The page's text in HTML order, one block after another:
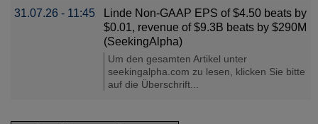
31.07.26 - 11:45
Linde Non-GAAP EPS of $4.50 beats by
$0.01, revenue of $9.3B beats by $290M
(SeekingAlpha)
Um den gesamten Artikel unter
seekingalpha.com zu lesen, klicken Sie bitte
auf die Überschrift...